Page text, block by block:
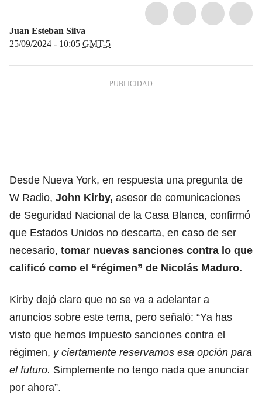
Juan Esteban Silva
25/09/2024 - 10:05 GMT-5
Desde Nueva York, en respuesta una pregunta de
W Radio, John Kirby, asesor de comunicaciones
de Seguridad Nacional de la Casa Blanca, confirmó
que Estados Unidos no descarta, en caso de ser
necesario, tomar nuevas sanciones contra lo que
calificó como el “régimen” de Nicolás Maduro.
Kirby dejó claro que no se va a adelantar a
anuncios sobre este tema, pero señaló: “Ya has
visto que hemos impuesto sanciones contra el
régimen, y ciertamente reservamos esa opción para
el futuro. Simplemente no tengo nada que anunciar
por ahora”.